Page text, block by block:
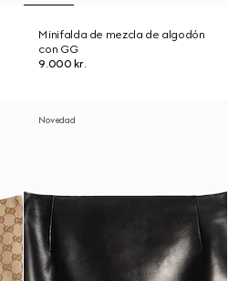
Minifalda de mezcla de algodón
con GG
9.000 kr.
Novedad